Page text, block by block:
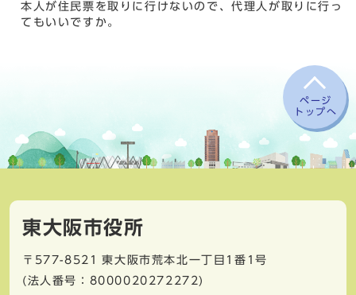
本人が住民票を取りに行けないので、代理人が取りに行っ
てもいいですか。
ページ
トップへ
東大阪市役所
〒577-8521
東大阪市荒本北一丁目1番1号
(法人番号：8000020272272)